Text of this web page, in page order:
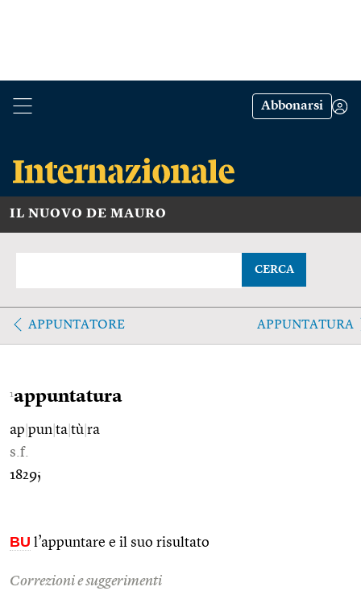
Abbonarsi
IL NUOVO DE MAURO
CERCA
APPUNTATORE APPUNTATURA
1appuntatura
ap pun ta tù ra
s.f.
1829;
BU l’appuntare e il suo risultato
Correzioni e suggerimenti